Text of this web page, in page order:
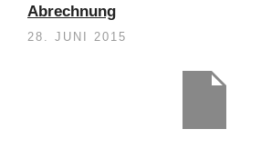
Abrechnung
28. JUNI 2015